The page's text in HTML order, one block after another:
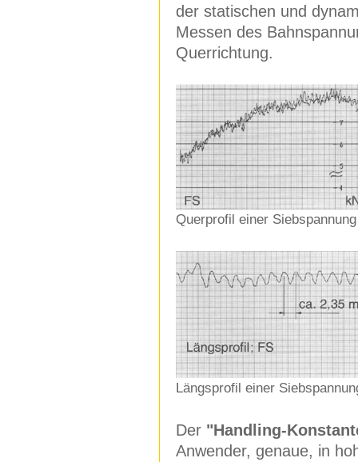
der statischen und
Messen des
Querrichtung.
Querprofil einer
Längsprofil einer
Der "Handling-
Anwender, genaue, in